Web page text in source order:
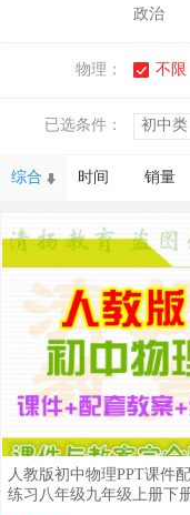
政治
物理： 不限
已选条件： 初中类
综合 时间 销量
人教版初中物理PPT课件
练习八年级九年级上册下